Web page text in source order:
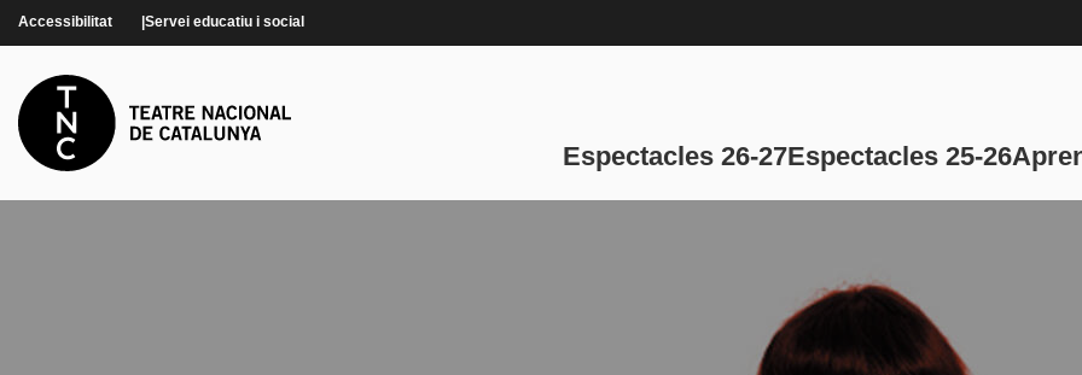
Accessibilitat Servei educatiu i social
Navegación
Espectacles 26-27Espectacles 25-26